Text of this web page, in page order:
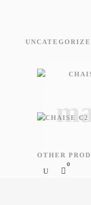
OTHER
0